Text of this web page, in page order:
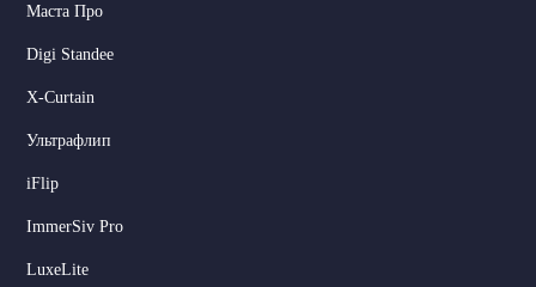
Маста Про
Digi Standee
X-Curtain
Ультрафлип
iFlip
ImmerSiv Pro
LuxeLite